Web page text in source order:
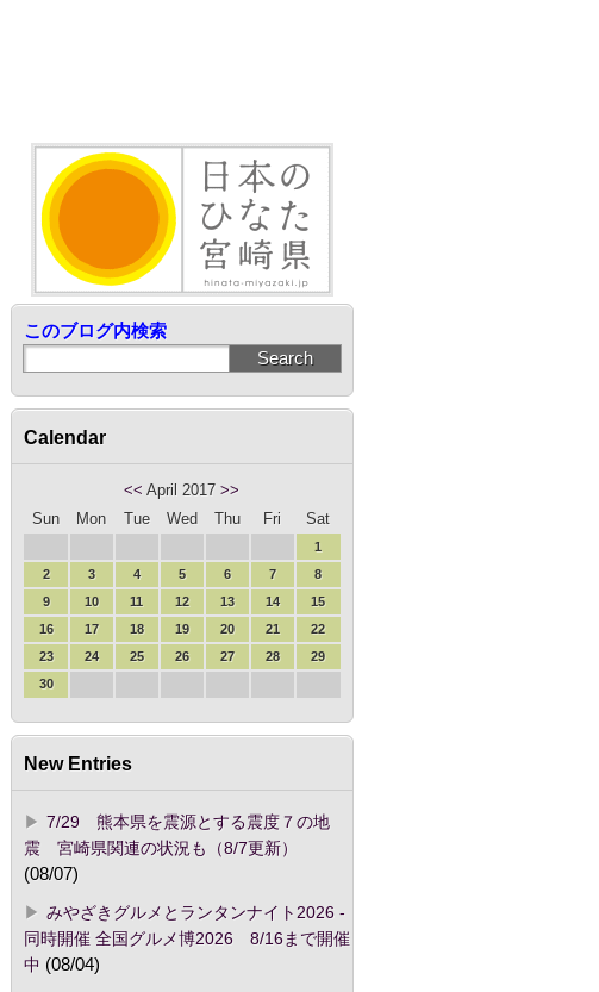
このブログ内検索
Calendar
<< April 2017>>
Sun
Mon Tue Wed Thu Fri Sat
1
2
3 4 5 6 7
8
9
10 11 12 13 14
15
16
17 18 19 20 21
22
23
24 25 26 27 28
29
30
New Entries
7/29 熊本県を震源とする震度７の地
震 宮崎県関連の状況も（8/7更新）
(08/07)
みやざきグルメとランタンナイト2026 -
同時開催 全国グルメ博2026 8/16まで開催
中 (08/04)